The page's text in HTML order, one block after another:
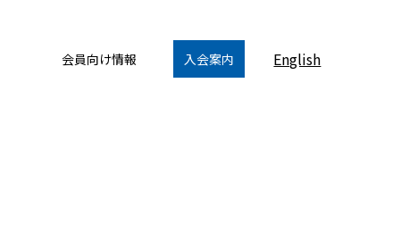
会員向け情報 入会案内 English